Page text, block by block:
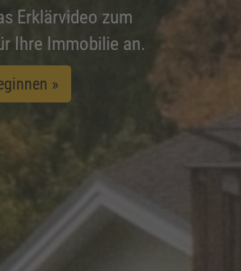
Erklärvideo zum
Ihre Immobilie an.
»